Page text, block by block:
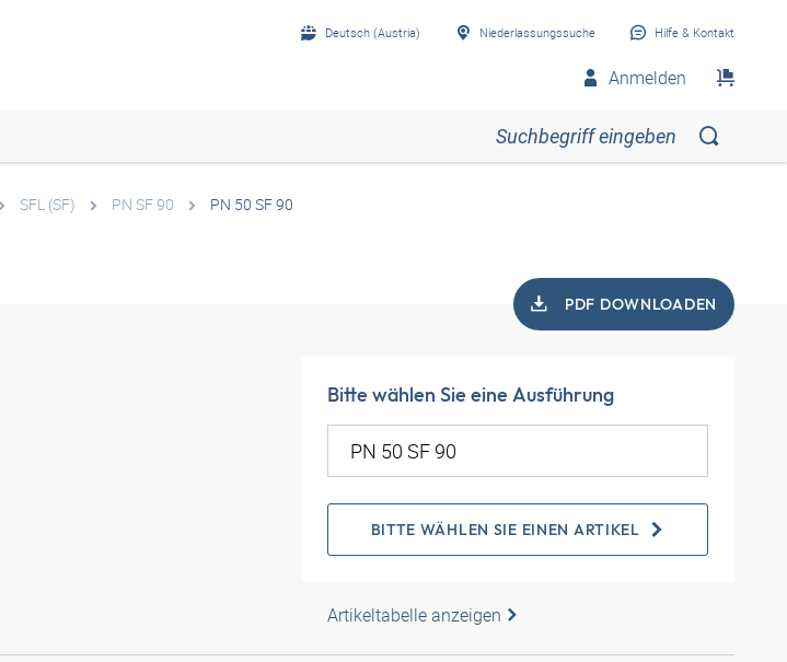
Deutsch (Austria) Niederlassungssuche Hilfe & Kontakt
Anmelden
SFL (SF) PN SF 90 PN 50 SF 90
PDF DOWNLOADEN
Bitte wählen Sie eine Ausführung
BITTE WÄHLEN SIE EINEN ARTIKEL
Artikeltabelle anzeigen